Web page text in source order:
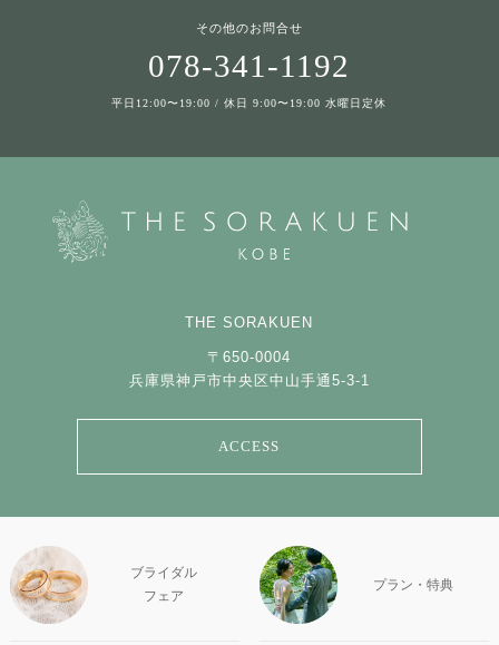
その他のお問合せ
078-341-1192
平日12:00〜19:00 / 休日 9:00〜19:00 水曜日定休
THE SORAKUEN
〒650-0004
兵庫県神戸市中央区中山手通5-3-1
ACCESS
ブライダル
フェア
プラン・特典